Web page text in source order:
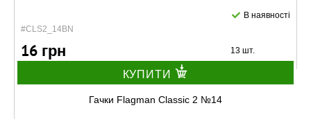
#CLS2_14BN
В наявності
16 грн 13 шт.
КУПИТИ
Гачки Flagman Classic 2 №14